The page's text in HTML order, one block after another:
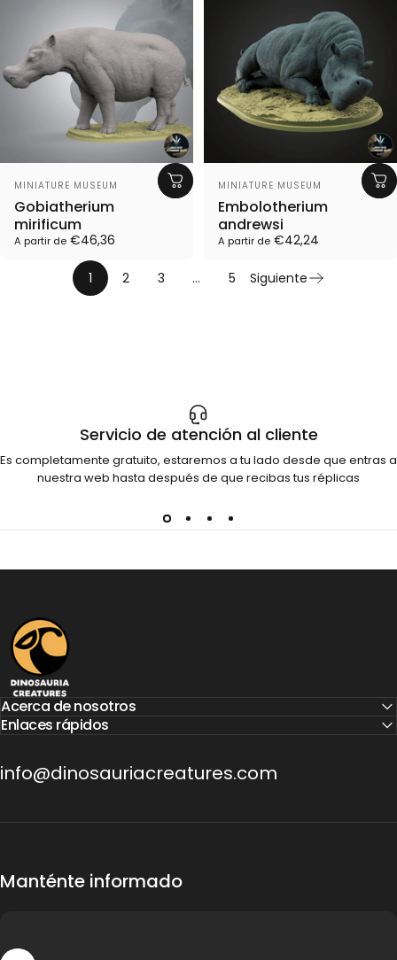
Proveedor:
MINIATURE MUSEUM
Gobiatherium
mirificum
A partir de €46,36
Proveedor:
MINIATURE MUSEUM
Embolotherium
andrewsi
A partir de €42,24
1 2 3 … 5 Siguiente
Servicio de atención al cliente
Es completamente gratuito, estaremos a tu lado desde que entras a
nuestra web hasta después de que recibas tus réplicas
Dinosauria Creatures
Acerca de nosotros
Enlaces rápidos
info@dinosauriacreatures.com
Manténte informado